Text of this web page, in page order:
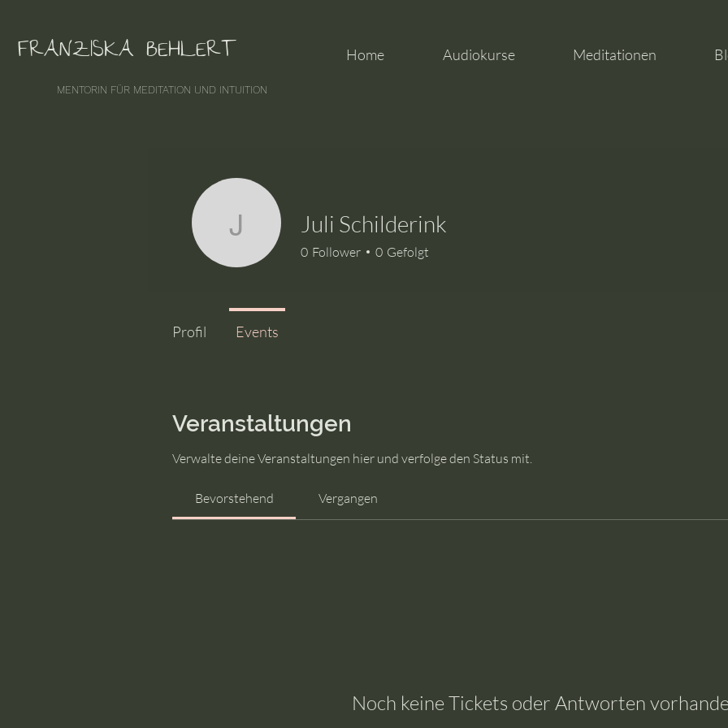
FRANZISKA BEHLERT
MENTORIN FÜR MEDITATION UND INTUITION
Home Audiokurse Meditationen
Veranstaltungen
Verwalte deine Veranstaltungen hier und verfolge den Status mit.
Bevorstehend Vergangen
Noch keine Tickets oder Antworten
Juli Schilderink
Juli Schilderink
0 Follower 0 Gefolgt
Profil Events